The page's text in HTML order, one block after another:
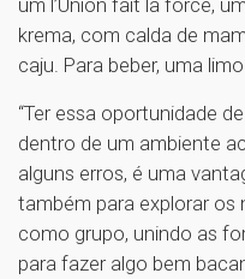
krema, com calda de
caju. Para beber, uma
“Ter essa oportunidade
dentro de um ambiente
alguns erros, é uma
também para explorar os
como grupo, unindo as
para fazer algo bem